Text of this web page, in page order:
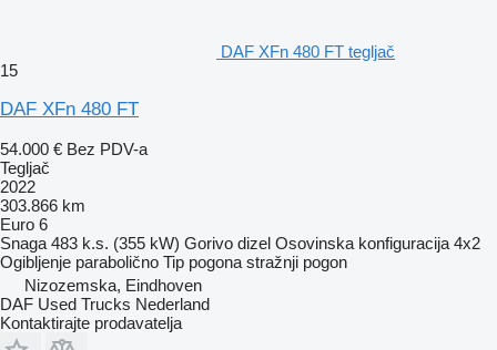
DAF XFn 480 FT tegljač
15
DAF XFn 480 FT
54.000 € Bez PDV-a
Tegljač
2022
303.866 km
Euro 6
Snaga 483 k.s. (355 kW) Gorivo dizel Osovinska konfiguracija 4x2
Ogibljenje parabolično Tip pogona stražnji pogon
Nizozemska, Eindhoven
DAF Used Trucks Nederland
Kontaktirajte prodavatelja